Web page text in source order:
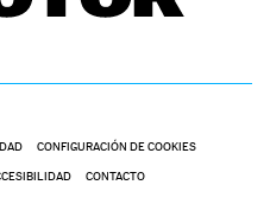
CONFIGURACIÓN DE COOKIES
CONTACTO